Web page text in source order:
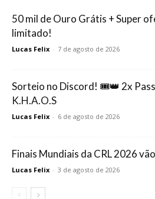
50 mil de Ouro Grátis + Super
limitado!
Lucas Felix - 7 de agosto de 2026
Sorteio no Discord! 🎟️👑 2x
K.H.A.O.S
Lucas Felix - 6 de agosto de 2026
Finais Mundiais da CRL 2026
Lucas Felix - 3 de agosto de 2026